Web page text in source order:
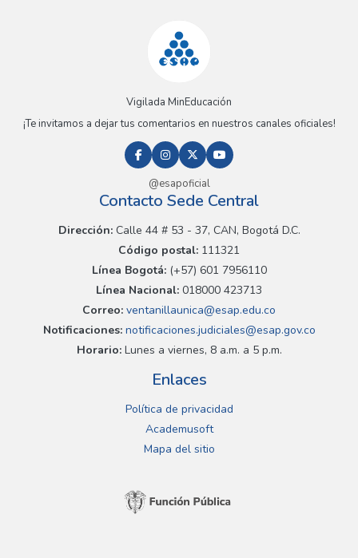
Vigilada MinEducación
¡Te invitamos a dejar tus comentarios en nuestros canales oficiales!
@esapoficial
Contacto Sede Central
Dirección:Calle 44 # 53 - 37, CAN, Bogotá D.C.
Código postal: 111321
Línea Bogotá:(+57) 601 7956110
Línea Nacional: 018000 423713
Correo: ventanillaunica@esap.edu.co
Notificaciones:notificaciones.judiciales@esap.gov.co
Horario:Lunes a viernes, 8 a.m. a 5 p.m.
Enlaces
Política de privacidad
Academusoft
Mapa del sitio